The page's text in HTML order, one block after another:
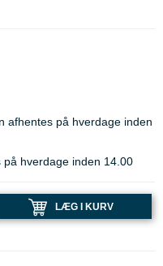
afhentes på hverdage inden
på hverdage inden 14.00
LÆG I KURV